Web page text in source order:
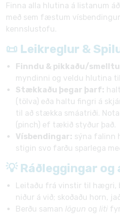
Finna alla hlutina á listanum
með sem fæstum
kennslustofu.
📜 Leikreglur &
Finndu & pikkaðu/
myndinni og veldu hlutina
Stækkaðu þegar þarf:
(tölva) eða haltu fingri á
til að stækka smáatriði.
(pinch) ef tækið styður það.
Vísbendingar: sýna falinn
stigin svo farðu sparlega
💡 Ráðleggingar og
Leitaðu frá vinstir til hægri,
niður á við; skoðaðu horn,
Berðu saman lögun og liti